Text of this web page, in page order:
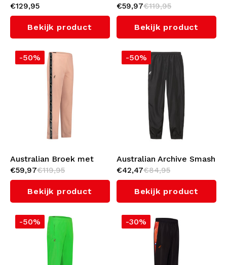
witte bies 3.0 (Lavender)
€129,95
Bekijk product
met zwarte bies 3.0
(Anamone)
€59,97€119,95
Bekijk product
-50%
Australian Broek met
zwarte bies 3.0 (Apricot)
€59,97€119,95
Bekijk product
-50%
Australian Archive Smash
Pants (Black)
€42,47€84,95
Bekijk product
-50% -30%